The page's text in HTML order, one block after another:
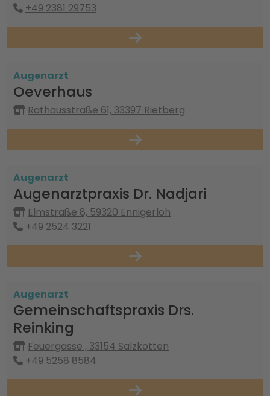
+49 2381 29753
Augenarzt
Oeverhaus
Rathausstraße 61, 33397 Rietberg
Augenarzt
Augenarztpraxis Dr. Nadjari
Elmstraße 8, 59320 Ennigerloh
+49 2524 3221
Augenarzt
Gemeinschaftspraxis Drs.
Reinking
Feuergasse , 33154 Salzkotten
+49 5258 8584